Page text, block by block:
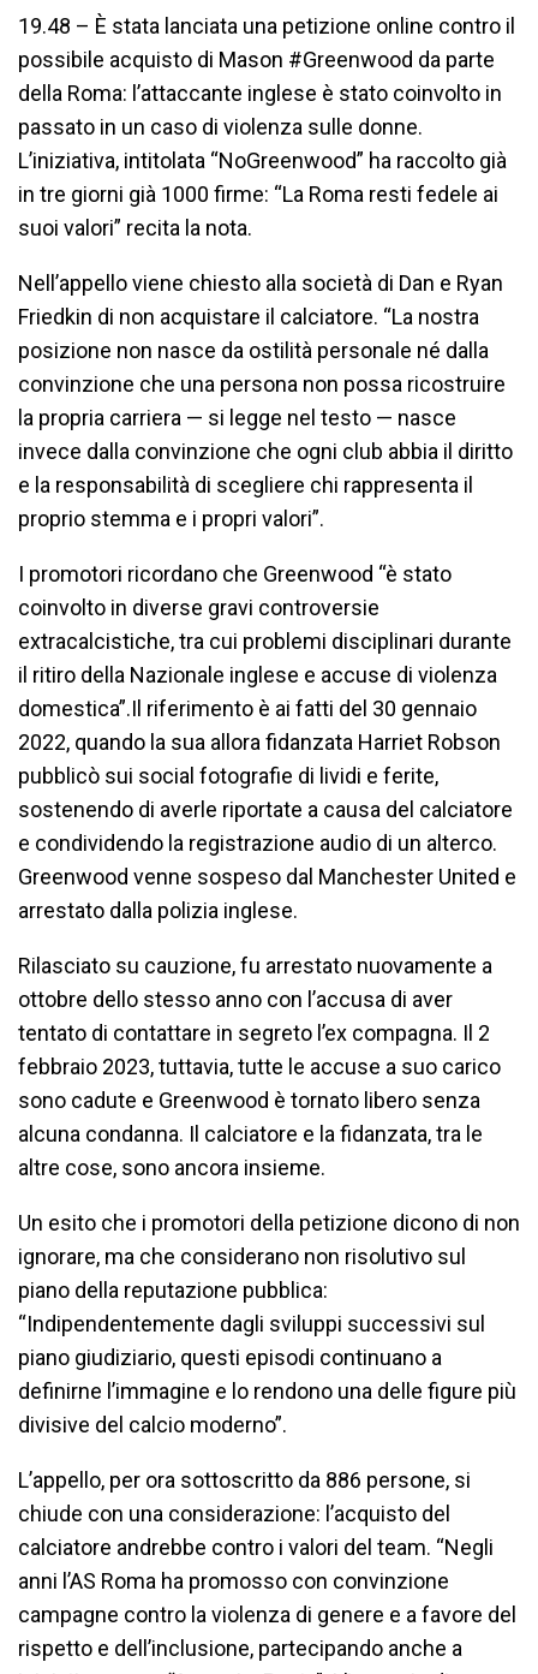
19.48 – È stata lanciata una petizione online contro il
possibile acquisto di Mason #Greenwood da parte
della Roma: l’attaccante inglese è stato coinvolto in
passato in un caso di violenza sulle donne.
L’iniziativa, intitolata “NoGreenwood” ha raccolto già
in tre giorni già 1000 firme: “La Roma resti fedele ai
suoi valori” recita la nota.
Nell’appello viene chiesto alla società di Dan e Ryan
Friedkin di non acquistare il calciatore. “La nostra
posizione non nasce da ostilità personale né dalla
convinzione che una persona non possa ricostruire
la propria carriera — si legge nel testo — nasce
invece dalla convinzione che ogni club abbia il diritto
e la responsabilità di scegliere chi rappresenta il
proprio stemma e i propri valori”.
I promotori ricordano che Greenwood “è stato
coinvolto in diverse gravi controversie
extracalcistiche, tra cui problemi disciplinari durante
il ritiro della Nazionale inglese e accuse di violenza
domestica”.Il riferimento è ai fatti del 30 gennaio
2022, quando la sua allora fidanzata Harriet Robson
pubblicò sui social fotografie di lividi e ferite,
sostenendo di averle riportate a causa del calciatore
e condividendo la registrazione audio di un alterco.
Greenwood venne sospeso dal Manchester United e
arrestato dalla polizia inglese.
Rilasciato su cauzione, fu arrestato nuovamente a
ottobre dello stesso anno con l’accusa di aver
tentato di contattare in segreto l’ex compagna. Il 2
febbraio 2023, tuttavia, tutte le accuse a suo carico
sono cadute e Greenwood è tornato libero senza
alcuna condanna. Il calciatore e la fidanzata, tra le
altre cose, sono ancora insieme.
Un esito che i promotori della petizione dicono di non
ignorare, ma che considerano non risolutivo sul
piano della reputazione pubblica:
“Indipendentemente dagli sviluppi successivi sul
piano giudiziario, questi episodi continuano a
definirne l’immagine e lo rendono una delle figure più
divisive del calcio moderno”.
L’appello, per ora sottoscritto da 886 persone, si
chiude con una considerazione: l’acquisto del
calciatore andrebbe contro i valori del team. “Negli
anni l’AS Roma ha promosso con convinzione
campagne contro la violenza di genere e a favore del
rispetto e dell’inclusione, partecipando anche a